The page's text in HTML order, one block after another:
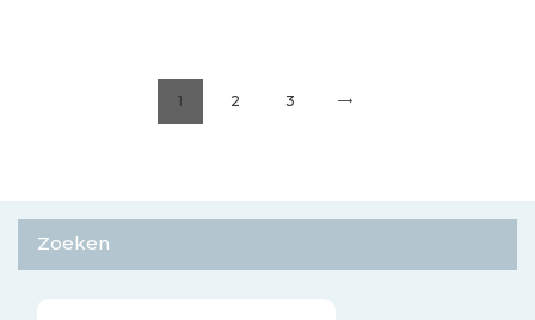
1 2 3
→
Zoeken